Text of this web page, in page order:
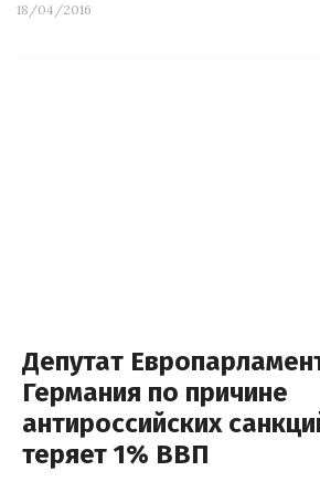
18/04/2016
Депутат
Германия по причине
антироссийских
теряет 1% ВВП